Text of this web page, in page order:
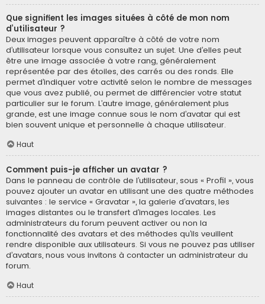
Que signifient les images situées à côté de mon nom
d’utilisateur ?
Deux images peuvent apparaître à côté de votre nom
d’utilisateur lorsque vous consultez un sujet. Une d’elles peut
être une image associée à votre rang, généralement
représentée par des étoiles, des carrés ou des ronds. Elle
permet d’indiquer votre activité selon le nombre de messages
que vous avez publié, ou permet de différencier votre statut
particulier sur le forum. L’autre image, généralement plus
grande, est une image connue sous le nom d’avatar qui est
bien souvent unique et personnelle à chaque utilisateur.
Haut
Comment puis-je afficher un avatar ?
Dans le panneau de contrôle de l’utilisateur, sous « Profil », vous
pouvez ajouter un avatar en utilisant une des quatre méthodes
suivantes : le service « Gravatar », la galerie d’avatars, les
images distantes ou le transfert d’images locales. Les
administrateurs du forum peuvent activer ou non la
fonctionnalité des avatars et des méthodes qu’ils veuillent
rendre disponible aux utilisateurs. Si vous ne pouvez pas utiliser
d’avatars, nous vous invitons à contacter un administrateur du
forum.
Haut